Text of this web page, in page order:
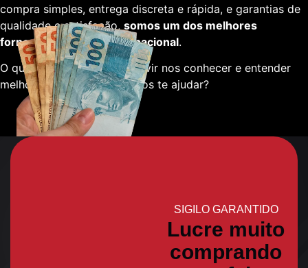
compra simples, entrega discreta e rápida, e garantias de
qualidade e satisfação, somos um dos melhores
fornecedores em escala nacional.
O que está esperando para vir nos conhecer e entender
melhor sobre como podemos te ajudar?
SIGILO GARANTIDO
Lucre muito
comprando